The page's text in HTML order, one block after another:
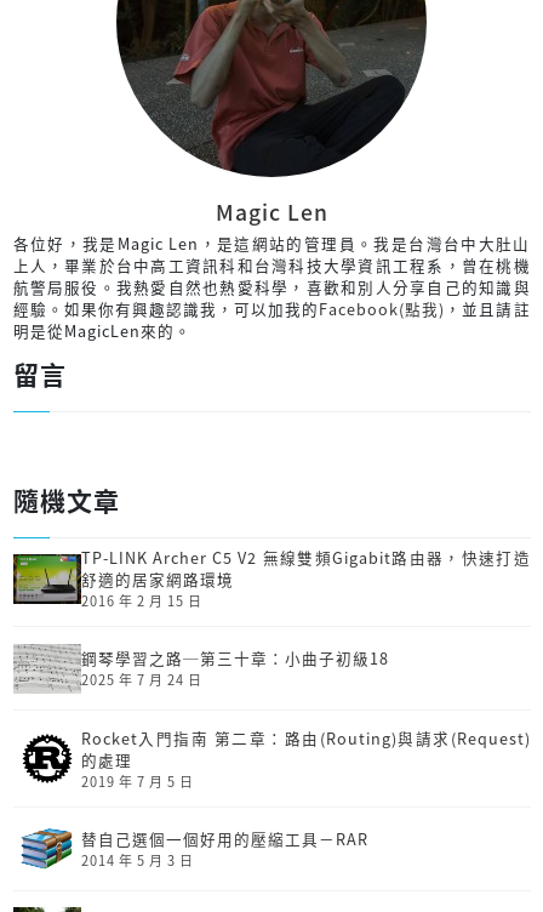
Magic Len
各位好，我是Magic Len，是這網站的管理員。我是台灣台中大肚山
上人，畢業於台中高工資訊科和台灣科技大學資訊工程系，曾在桃機
航警局服役。我熱愛自然也熱愛科學，喜歡和別人分享自己的知識與
經驗。如果你有興趣認識我，可以加我的Facebook(點我) ，並且請註
明是從MagicLen來的。
留言
隨機文章
TP-LINK Archer C5 V2 無線雙頻Gigabit路由器，快速打造
舒適的居家網路環境
2016 年 2 月 15 日
鋼琴學習之路─第三十章：小曲子初級18
2025 年 7 月 24 日
Rocket入門指南 第二章：路由(Routing)與請求(Request)
的處理
2019 年 7 月 5 日
替自己選個一個好用的壓縮工具－RAR
2014 年 5 月 3 日